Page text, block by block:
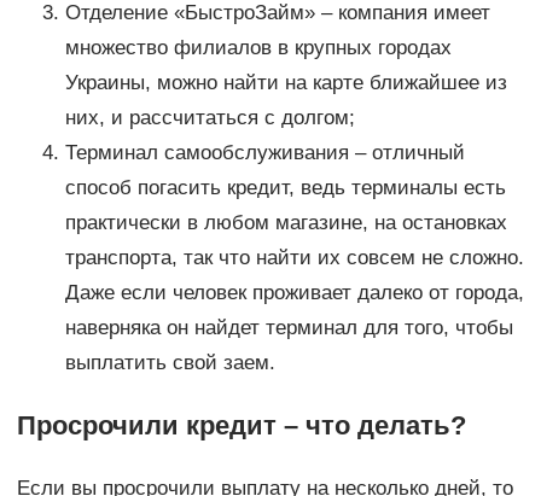
Отделение «БыстроЗайм» – компания имеет
множество филиалов в крупных городах
Украины, можно найти на карте ближайшее из
них, и рассчитаться с долгом;
Терминал самообслуживания – отличный
способ погасить кредит, ведь терминалы есть
практически в любом магазине, на остановках
транспорта, так что найти их совсем не сложно.
Даже если человек проживает далеко от города,
наверняка он найдет терминал для того, чтобы
выплатить свой заем.
Просрочили кредит – что делать?
Если вы просрочили выплату на несколько дней, то